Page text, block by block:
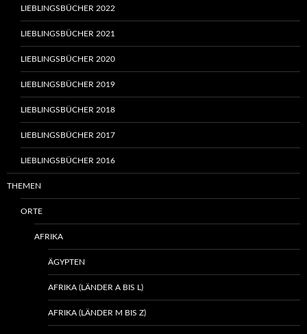
LIEBLINGSBÜCHER 2022
LIEBLINGSBÜCHER 2021
LIEBLINGSBÜCHER 2020
LIEBLINGSBÜCHER 2019
LIEBLINGSBÜCHER 2018
LIEBLINGSBÜCHER 2017
LIEBLINGSBÜCHER 2016
THEMEN
ORTE
AFRIKA
ÄGYPTEN
AFRIKA (LÄNDER A BIS L)
AFRIKA (LÄNDER M BIS Z)